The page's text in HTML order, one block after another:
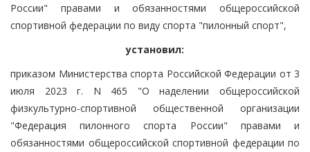
России" правами и обязанностями общероссийской
спортивной федерации по виду спорта "пилонный спорт",
установил:
приказом Министерства спорта Российской Федерации от 3
июля 2023 г. N 465 "О наделении общероссийской
физкультурно-спортивной общественной организации
"Федерация пилонного спорта России" правами и
обязанностями общероссийской спортивной федерации по